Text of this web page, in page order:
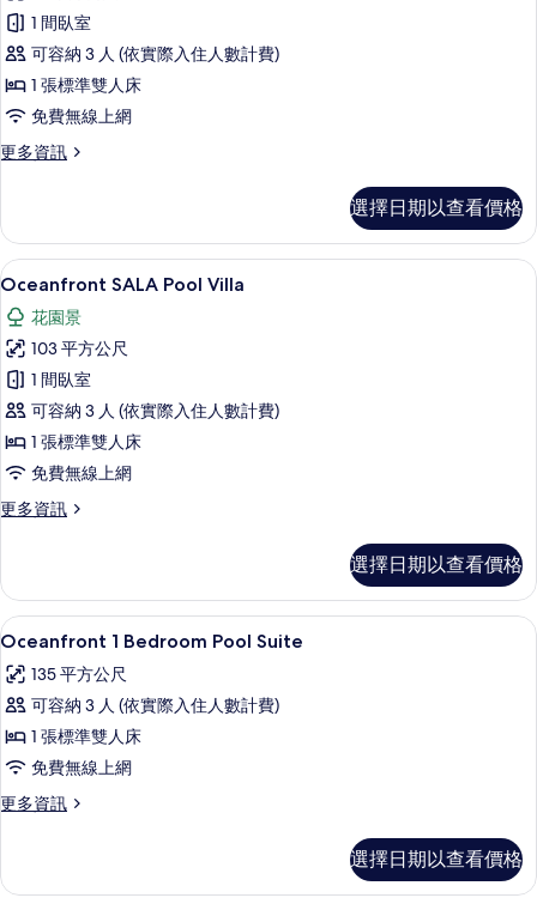
所
有
相
片
房
的
詳
情
Pool
Suite
的
所
有
1 間臥室
可容納 3 人 (依實際入住人數計費)
1 張標準雙人床
免費無線上網
更多資訊
更
Pool
Suite
的
情
選擇日期以查看價格
顯
示
Oceanfront
SALA
Pool
Villa
的
所
有
Oceanfront SALA Pool Villa | 高級寢
14
Oceanfront SALA Pool Villa
花園景
103 平方公尺
1 間臥室
可容納 3 人 (依實際入住人數計費)
1 張標準雙人床
免費無線上網
更多資訊
更
Pool
Villa
的
情
選擇日期以查看價格
顯
示
Oceanfront
1
Bedroom
Pool
Suite
有
Oceanfront 1 Bedroom Pool Suite |
7
Oceanfront 1 Bedroom Pool Suite
135 平方公尺
可容納 3 人 (依實際入住人數計費)
1 張標準雙人床
免費無線上網
更多資訊
更
Bedroom
選擇日期以查看價格